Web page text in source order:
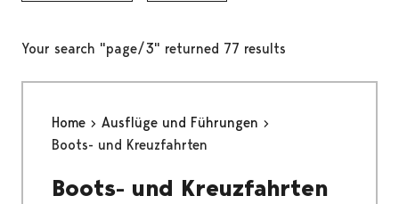
Your search "page/3" returned 77 results
Home
Ausflüge und Führungen
Boots- und Kreuzfahrten
Boots- und Kreuzfahrten